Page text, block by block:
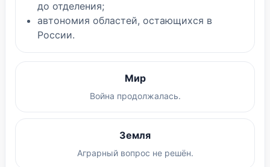
до отделения;
автономия областей, остающихся в
России.
Мир
Война продолжалась.
Земля
Аграрный вопрос не решён.